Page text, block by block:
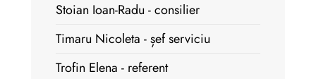
Stoian Ioan-Radu - consilier
Timaru Nicoleta - șef serviciu
Trofin Elena - referent